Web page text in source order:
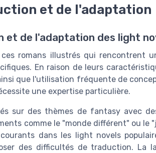
et de l'adaptation
et de l'adaptation des light
romans illustrés qui rencontrent
En raison de leurs
que l'utilisation fréquente de
une expertise particulière.
sur des thèmes de fantasy avec
comme le "monde différent" ou le
dans les light novels
des difficultés de traduction. La